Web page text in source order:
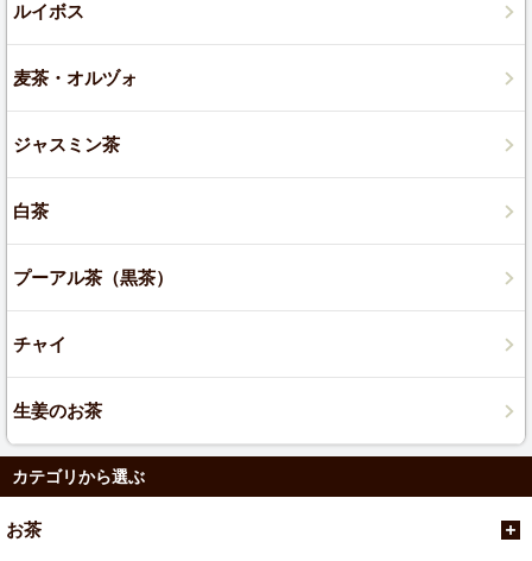
ルイボス
麦茶・オルヅォ
ジャスミン茶
白茶
プーアル茶（黒茶）
チャイ
生姜のお茶
カテゴリから選ぶ
お茶